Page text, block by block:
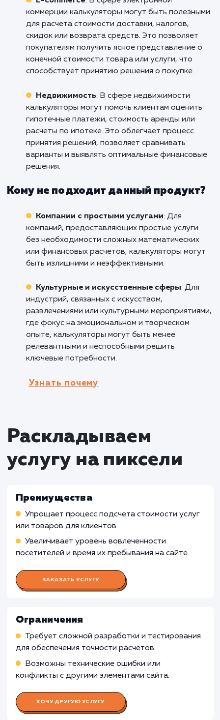
для вашего сайта. Вместе мы сможем
ваш бизнес еще успешнее!
Кому подходит данный продукт?
калькулятора на сайт полезна для
компаний, таких как банки, страховые
и инвестиционные фирмы. Калькуляторы
позволяют клиентам оценивать различные
финансовые сценарии, рассчитывать
вносить данные и получать точные
информированные решения.
E-commerce: В сфере электронной
коммерции калькуляторы могут быть
для расчета стоимости доставки, налогов,
скидок или возврата средств. Это позволяет
покупателям получить ясное представление
способствует принятию решения о покупке.
Недвижимость : В сфере недвижимости
калькуляторы могут помочь клиентам
гипотечные платежи, стоимость аренды или
расчеты по ипотеке. Это облегчает процесс
варианты и выявлять оптимальные
Кому не подходит данный
Компании с простыми услугами: Для
компаний, предоставляющих простые услуги
Культурные и искусственные сферы
индустрий, связанных с искусством,
развлечениями или культурными
где фокус на эмоциональном и творческом
опыте, калькуляторы могут быть менее
Узнать почему
Раскладываем